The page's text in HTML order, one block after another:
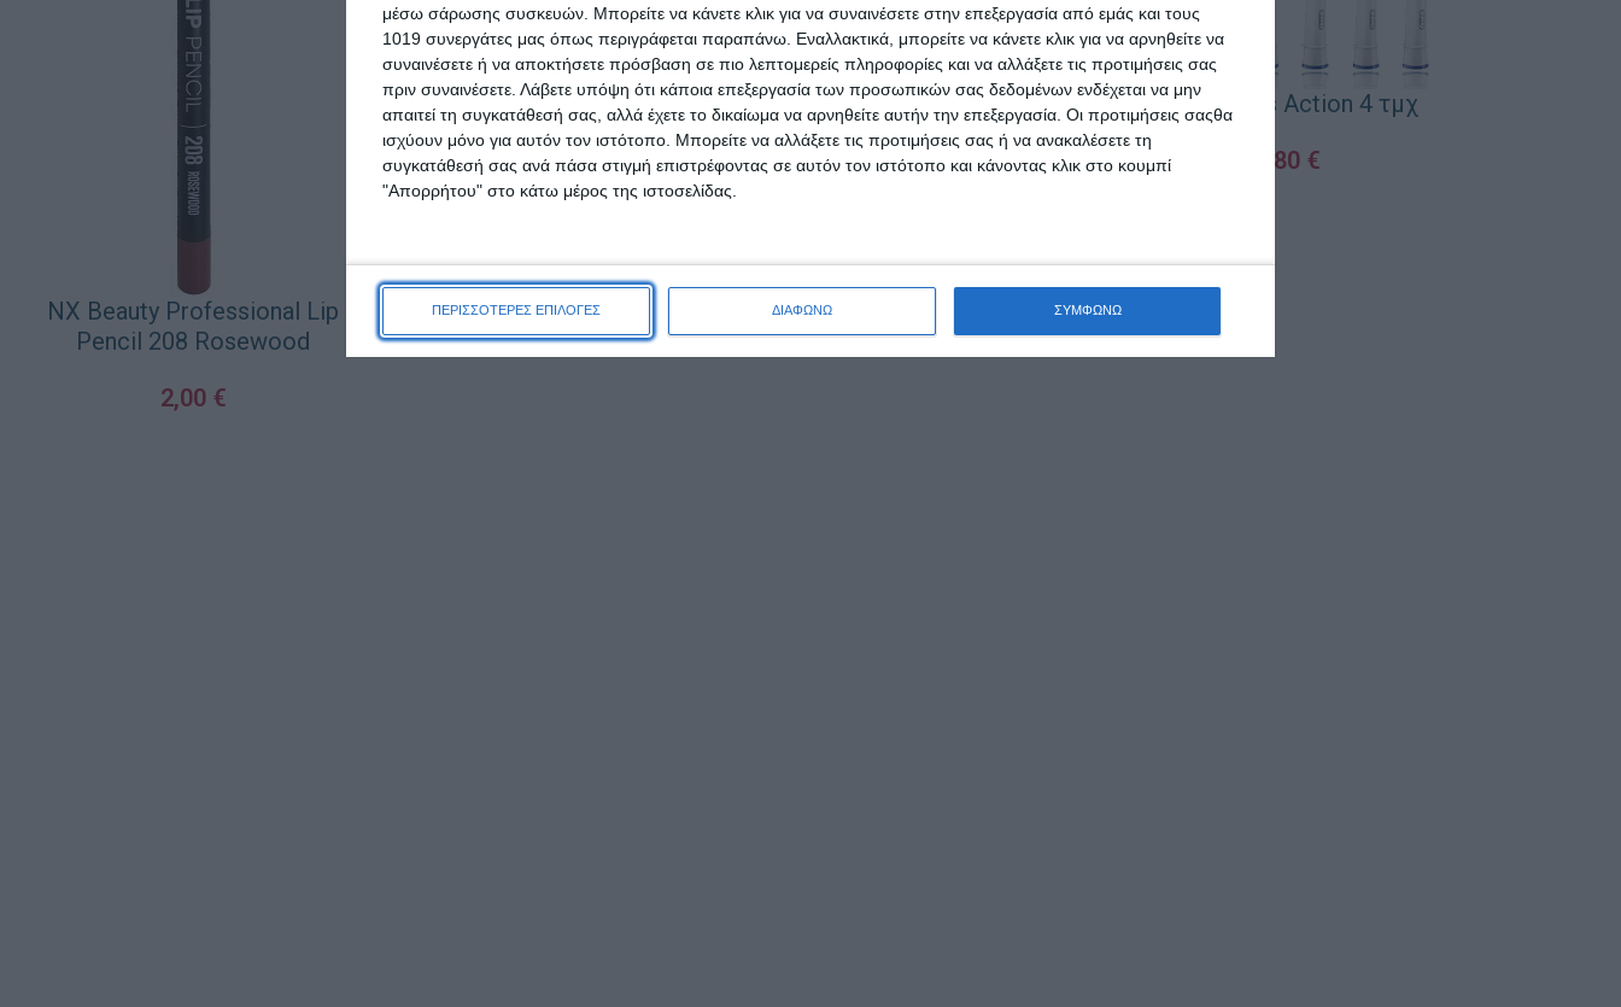
μέσω σάρωσης συσκευών. Μπορείτε να κάνετε κλικ για να συναινέσετε στην επεξεργασία από εμάς και τους
1019 συνεργάτες μας όπως περιγράφεται παραπάνω. Εναλλακτικά, μπορείτε να κάνετε κλικ για να αρνηθείτε να
συναινέσετε ή να αποκτήσετε πρόσβαση σε πιο λεπτομερείς πληροφορίες και να αλλάξετε τις προτιμήσεις σας
πριν συναινέσετε. Λάβετε υπόψη ότι κάποια επεξεργασία των προσωπικών σας δεδομένων ενδέχεται να μην
απαιτεί τη συγκατάθεσή σας, αλλά έχετε το δικαίωμα να αρνηθείτε αυτήν την επεξεργασία. Οι προτιμήσεις σαςθα
ισχύουν μόνο για αυτόν τον ιστότοπο. Μπορείτε να αλλάξετε τις προτιμήσεις σας ή να ανακαλέσετε τη
συγκατάθεσή σας ανά πάσα στιγμή επιστρέφοντας σε αυτόν τον ιστότοπο και κάνοντας κλικ στο κουμπί
"Απορρήτου" στο κάτω μέρος της ιστοσελίδας.
ΠΕΡΙΣΣΟΤΕΡΕΣ ΕΠΙΛΟΓΕΣ ΔΙΑΦΩΝΩ ΣΥΜΦΩΝΩ
NX Beauty Professional Lip
Pencil 208 Rosewood
2,00 €
NX Beauty Professional Matte
Longstay 104
4,00€
NX Beauty Professional Matte
ΠΡΟΣΘΉΚΗ ΣΤΟ ΚΑΛΆΘΙ
Oral-B Cross Action 4 τμχ
16,80 €